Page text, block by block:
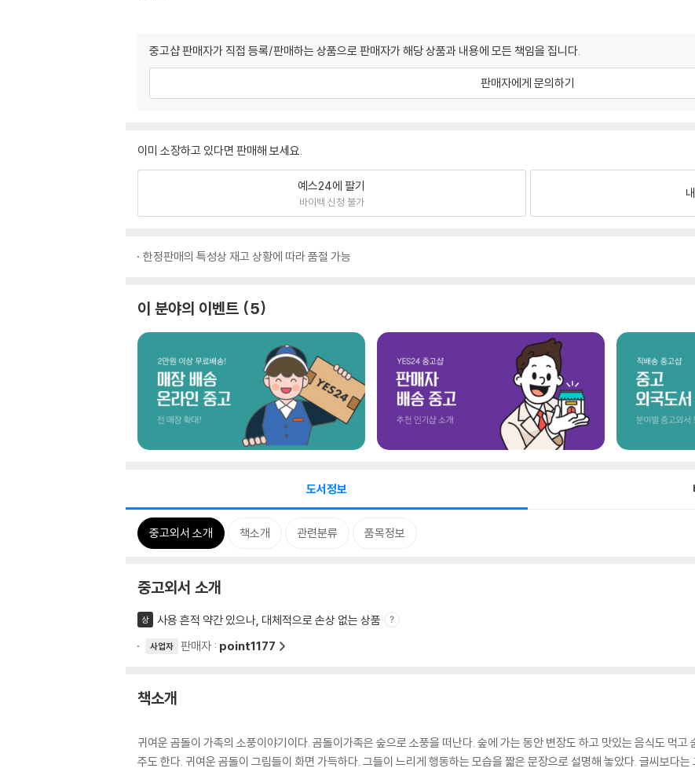
중고샵 판매자가 직접 등록/판매하는 상품으로 판매자가 해당 상품과 내용에 모든 책임을 집니다.
판매자에게 문의하기
이미 소장하고 있다면 판매해 보세요.
예스24에 팔기
바이백 신청 불가
한정판매의 특성상 재고 상황에 따라 품절 가능
이 분야의 이벤트 5
도서정보
중고외서 소개 책소개 관련분류 품목정보
중고외서 소개
상 사용 흔적 약간 있으나, 대체적으로 손상 없는 상품
사업자 판매자 : point1177
책소개
귀여운 곰돌이 가족의 소풍이야기이다. 곰돌이가족은 숲으로 소풍을 떠난다. 숲에 가는 동안 변장도 하고 맛있는 음식도 먹고
주도 한다. 귀여운 곰돌이 그림들이 화면 가득하다. 그들이 느리게 행동하는 모습을 짧은 문장으로 설명해 놓았다. 글씨보다